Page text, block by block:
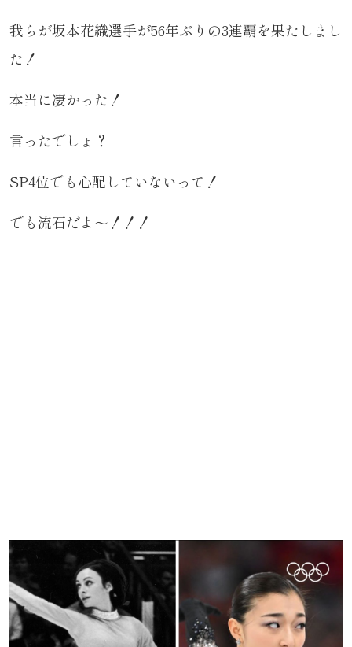
我らが坂本花織選手が56年ぶりの3連覇を果たしまし
た！
本当に凄かった！
言ったでしょ？
SP4位でも心配していないって！
でも流石だよ～！！！